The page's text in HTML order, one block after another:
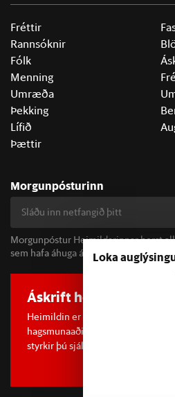
Fréttir
Rannsóknir
Fólk
Menning
Umræða
Þekking
Lífið
Þættir
Morgunpósturinn
Morgunpóstur Heimildarinnar berst
sem hafa áhuga á fréttum og
Áskrift hefur áhrif
Heimildin er í dreifðu eignarhaldi
hagsmunaaðilum. Með því að
styrkir þú sjálfstæða
Loka